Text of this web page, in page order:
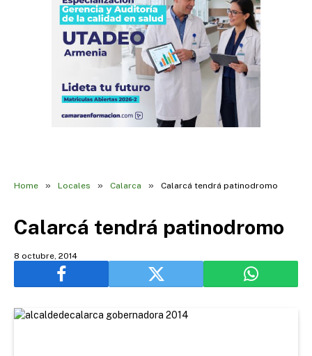
Home » Locales » Calarca » Calarcá tendrá patinodromo
Calarcá tendrá patinodromo
8 octubre, 2014